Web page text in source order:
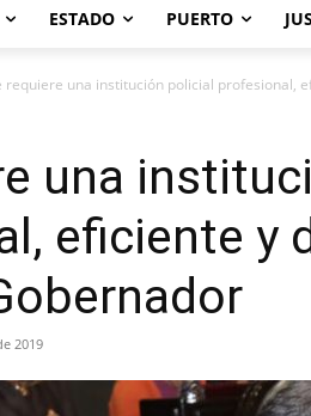
ESTADO PUERTO
requiere una institución policial profesional,
una
eficiente y
2019